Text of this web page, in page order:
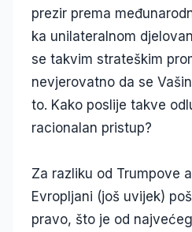
prezir prema
ka unilateralnom
se takvim strateškim
nevjerovatno da se
to. Kako poslije takve
racionalan pristup?
Za razliku od Trumpove
Evropljani (još uvijek)
pravo, što je od